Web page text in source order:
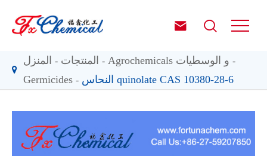
 
المنزل المنتجات
Agrochemicals و الوسطيات
Germicides
النحاس quinolate CAS 10380-28-6